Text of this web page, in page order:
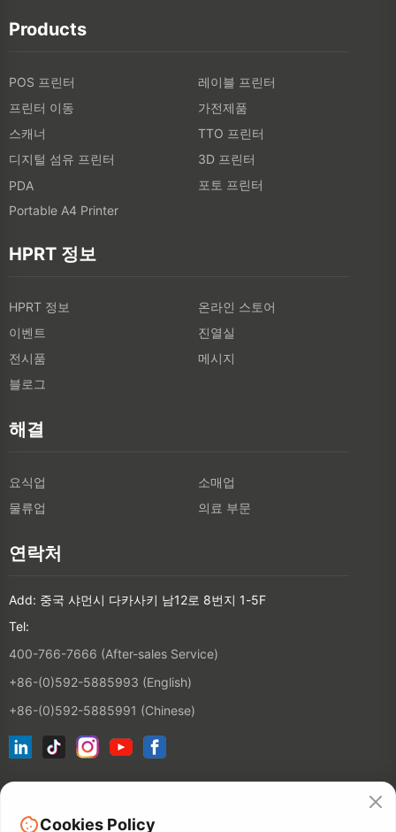
Products
POS 프린터
레이블 프린터
프린터 이동
가전제품
스캐너
TTO 프린터
디지털 섬유 프린터
3D 프린터
PDA
포토 프린터
Portable A4 Printer
HPRT 정보
HPRT 정보
온라인 스토어
이벤트
진열실
전시품
메시지
블로그
해결
요식업
소매업
물류업
의료 부문
연락처
Add: 중국 샤먼시 다카사키 남12로 8번지 1-5F
Tel:
400-766-7666 (After-sales Service)
+86-(0)592-5885993 (English)
+86-(0)592-5885991 (Chinese)
Cookies Policy